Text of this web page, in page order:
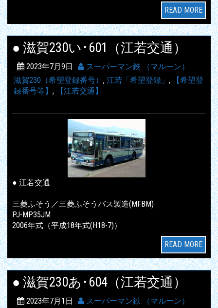
READ MORE
● 滋賀230い･601（江若交通）
2023年7月9日
スーパーマン鉄 （マルーン）
滋賀230（希望登録番号） , 江若「希望登録」 ,
【希望登
録番号等】 , 【江若交通】
● 江若交通
三菱ふそう／三菱ふそうバス製造(MFBM)
PJ-MP35JM
2006年式（平成18年式(H18-7)）
READ MORE
● 滋賀230あ･604（江若交通）
2023年7月1日
スーパーマン鉄 （マルーン）